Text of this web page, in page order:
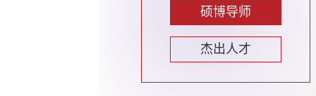
硕博导师
杰出人才